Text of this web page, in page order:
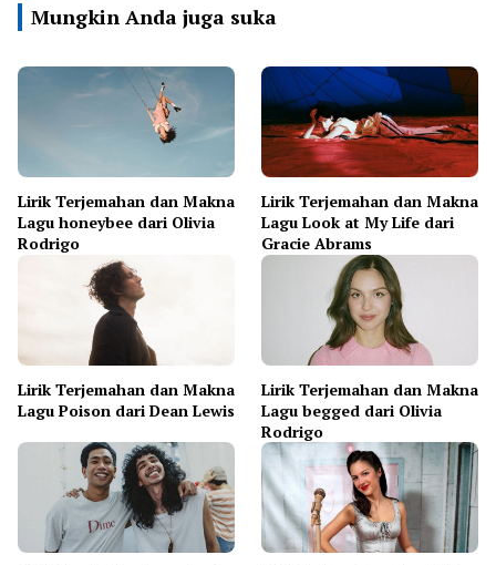
Mungkin Anda juga suka
Lirik Terjemahan dan Makna
Lagu honeybee dari Olivia
Rodrigo
Lirik Terjemahan dan Makna
Lagu Look at My Life dari
Gracie Abrams
Lirik Terjemahan dan Makna
Lagu Poison dari Dean Lewis
Lirik Terjemahan dan Makna
Lagu begged dari Olivia
Rodrigo